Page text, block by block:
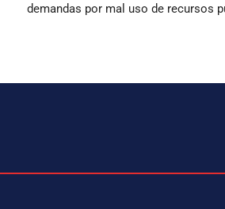
demandas por mal uso de recursos